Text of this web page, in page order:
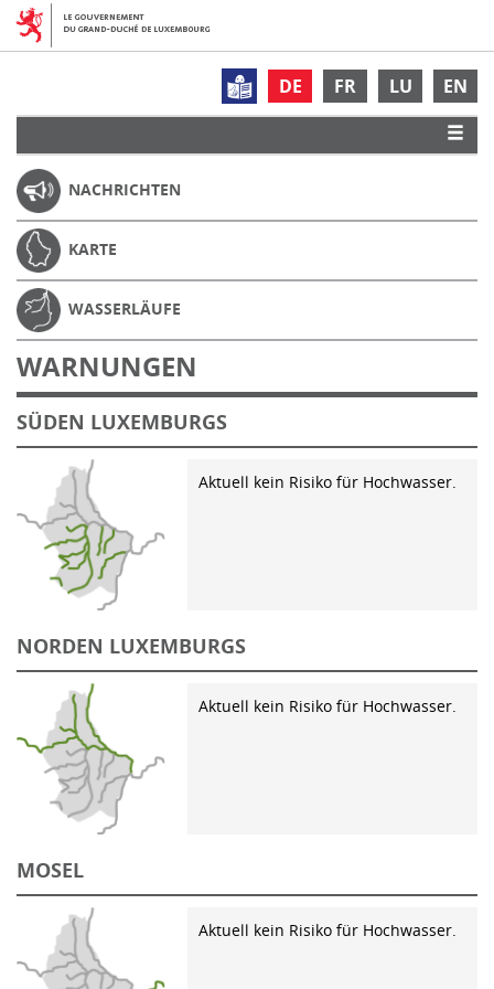
DE FR LU EN
NACHRICHTEN
KARTE
WASSERLÄUFE
WARNUNGEN
SÜDEN LUXEMBURGS
Aktuell kein Risiko für Hochwasser.
NORDEN LUXEMBURGS
Aktuell kein Risiko für Hochwasser.
MOSEL
Aktuell kein Risiko für Hochwasser.